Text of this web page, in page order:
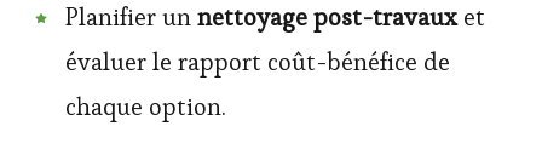
Planifier unnettoyage post-travauxet
évaluer le rapport coût-bénéfice de
chaque option.